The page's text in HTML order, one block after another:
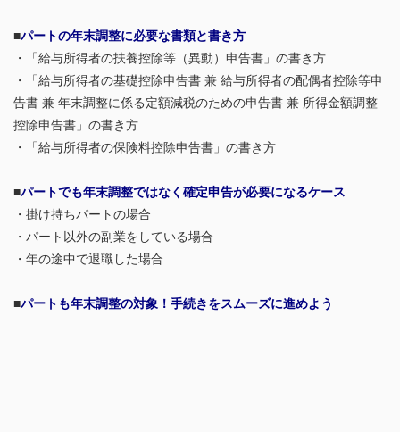
■パートの年末調整に必要な書類と書き方
・「給与所得者の扶養控除等（異動）申告書」の書き方
・「給与所得者の基礎控除申告書 兼 給与所得者の配偶者控除等申
告書 兼 年末調整に係る定額減税のための申告書 兼 所得金額調整
控除申告書」の書き方
・「給与所得者の保険料控除申告書」の書き方
■パートでも年末調整ではなく確定申告が必要になるケース
・掛け持ちパートの場合
・パート以外の副業をしている場合
・年の途中で退職した場合
■パートも年末調整の対象！手続きをスムーズに進めよう